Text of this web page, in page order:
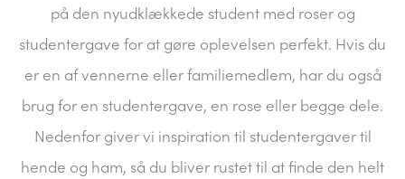
på den nyudklækkede student med roser og
studentergave for at gøre oplevelsen perfekt. Hvis du
er en af vennerne eller familiemedlem, har du også
brug for en studentergave, en rose eller begge dele.
Nedenfor giver vi inspiration til studentergaver til
hende og ham, så du bliver rustet til at finde den helt